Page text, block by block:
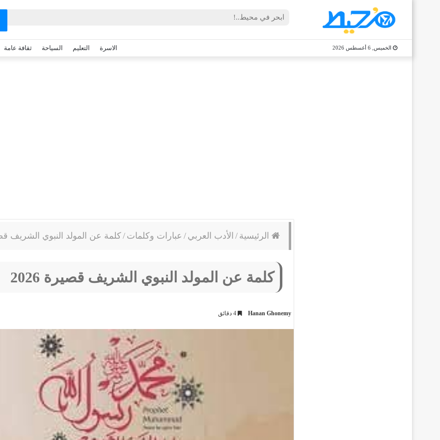
الخميس, 6 أغسطس 2026 الاسرة التعليم السياحة ثقافة عامة
الرئيسية / الأدب العربي / عبارات وكلمات /كلمة عن المولد النبوي الشريف
كلمة عن المولد النبوي الشريف قصيرة 2026
Hanan Ghonemy